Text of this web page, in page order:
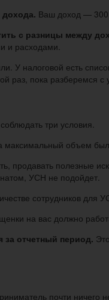
дохода. Ваш доход — 300
с разницы между
и расходами.
У налоговой есть
раз, пока разберемся
три условия.
максимальный объем
продавать полезные
УСН не подойдет.
сотрудников для
на вас должно
за отчетный период.
почти ничего